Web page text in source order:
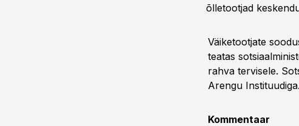
õlletootjad
Väiketootjate
teatas
rahva tervisele.
Arengu Instituudiga.
Kommentaar